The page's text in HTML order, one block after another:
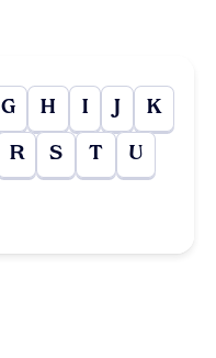
G H I J K
R S T U